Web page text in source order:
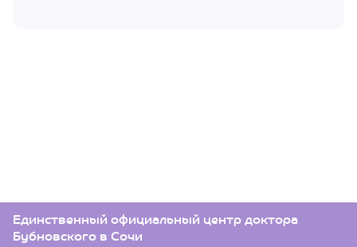
Единственный официальный центр доктора
Бубновского в Сочи